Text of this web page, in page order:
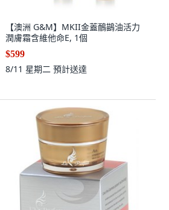
【澳洲 G&M】MKII金蓋鴯鶓油活力
潤膚霜含維他命E, 1個
$599
8/11 星期二 預計送達